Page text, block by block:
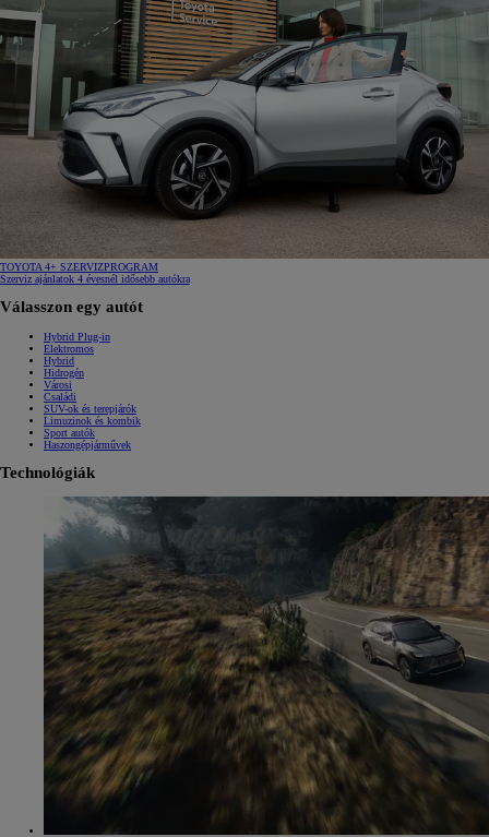
TOYOTA 4+ SZERVIZPROGRAM
Szerviz ajánlatok 4 évesnél idősebb autókra
Válasszon egy autót
Hybrid Plug-in
Elektromos
Hybrid
Hidrogén
Városi
Családi
SUV-ok és terepjárók
Limuzinok és kombik
Sport autók
Haszongépjárművek
Technológiák